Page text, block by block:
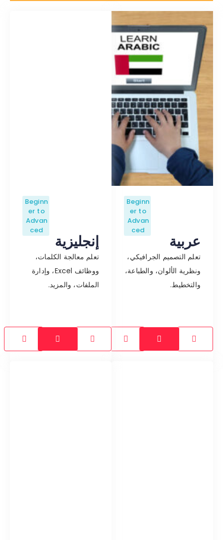
Beginn
er to
Advan
ced
عربية
تعلم التصميم الجرافيكي،
ونظرية الألوان، والطباعة،
والتخطيط.
Beginn
er to
Advan
ced
إنجليزية
تعلم معالجة الكلمات،
ووظائف Excel، وإدارة
الملفات، والمزيد.